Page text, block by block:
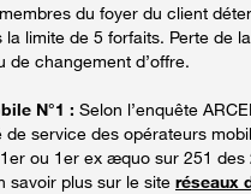
du foyer du client
la limite de 5 forfaits. Perte de
de changement d’offre.
N°1 : Selon l’enquête
de service des opérateurs
ou 1er ex æquo sur 251 des
savoir plus sur le site réseaux